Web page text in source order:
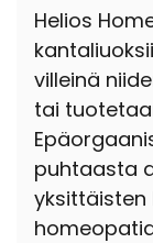
Helios
villeinä
tai
puhtaasta
yksittäisten